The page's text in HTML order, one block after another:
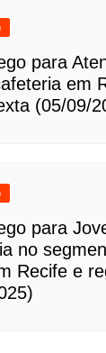
para
em
(05/09/
para
no
Recife e